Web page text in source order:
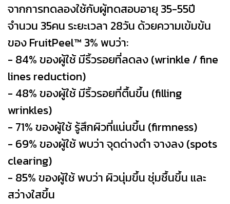
จากการทดลองใช้กับผู้ทดสอบอายุ 35-55ปี
จำนวน 35คน ระยะเวลา 28วัน ด้วยความเข้มข้น
ของ FruitPeel™ 3% พบว่า:
- 84% ของผู้ใช้ มีริ้วรอยที่ลดลง (wrinkle / fine
lines reduction)
- 48% ของผู้ใช้ มีริ้วรอยที่ตื้นขึ้น (filling
wrinkles)
- 71% ของผู้ใช้ รู้สึกผิวที่แน่นขึ้น (firmness)
- 69% ของผู้ใช้ พบว่า จุดด่างดำ จางลง (spots
clearing)
- 85% ของผู้ใช้ พบว่า ผิวนุ่มขึ้น ชุ่มชื้นขึ้น และ
สว่างใสขึ้น